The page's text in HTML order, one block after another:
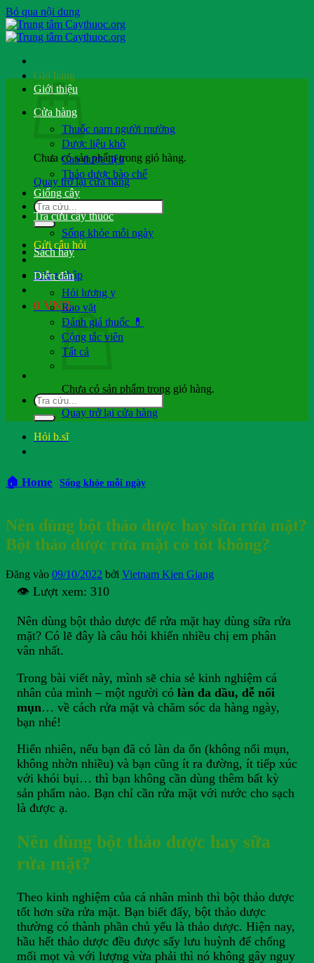
Bỏ qua nội dung
Giỏ hàng
Chưa có sản phẩm trong giỏ hàng.
Quay trở lại cửa hàng
Gửi câu hỏi
Đăng nhập
0 VND
Chưa có sản phẩm trong giỏ hàng.
Quay trở lại cửa hàng
Hỏi b.sĩ
Giới thiệu
Cửa hàng
Thuốc nam người mường
Dược liệu khô
Cao dược liệu
Thảo dược bào chế
Giống cây
Tra cứu cây thuốc
Sống khỏe mỗi ngày
Sách hay
Diễn đàn
Hỏi lương y
Rao vặt
Đánh giá thuốc 💊
Cộng tác viên
Tất cả
🏠 Home Sống khỏe mỗi ngày
Nên dùng bột thảo dược hay sữa rửa mặt?
Bột thảo dược rửa mặt có tốt không?
Đăng vào 09/10/2022 bởi Vietnam Kien Giang
👁️ Lượt xem: 310
Nên dùng bột thảo dược để rửa mặt hay dùng sữa rửa
mặt? Có lẽ đây là câu hỏi khiến nhiều chị em phân
vân nhất.
Trong bài viết này, mình sẽ chia sẻ kinh nghiệm cá
nhân của mình – một người có làn da dầu, dễ nổi
mụn… về cách rửa mặt và chăm sóc da hàng ngày,
bạn nhé!
Hiển nhiên, nếu bạn đã có làn da ổn (không nổi mụn,
không nhờn nhiều) và bạn cũng ít ra đường, ít tiếp xúc
với khói bụi… thì bạn không cần dùng thêm bất kỳ
sản phẩm nào. Bạn chỉ cần rửa mặt với nước cho sạch
là được ạ.
Nên dùng bột thảo dược hay sữa
rửa mặt?
Theo kinh nghiệm của cá nhân mình thì bột thảo dược
tốt hơn sữa rửa mặt. Bạn biết đấy, bột thảo dược
thường có thành phần chủ yếu là thảo dược. Hiện nay,
hầu hết thảo dược đều được sấy lưu huỳnh để chống
mối mọt và với lượng vừa phải thì nó không gây nguy